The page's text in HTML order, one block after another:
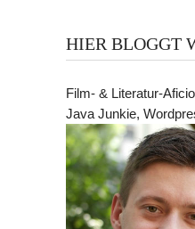
HIER BLOGGT
Film- & Literatur-
Java Junkie,